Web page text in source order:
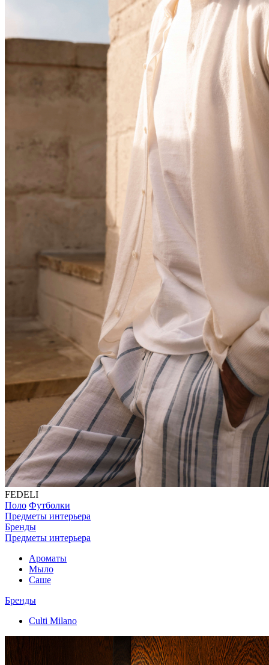
FEDELI
Поло Футболки
Предметы интерьера
Бренды
Предметы интерьера
Ароматы
Мыло
Саше
Бренды
Culti Milano